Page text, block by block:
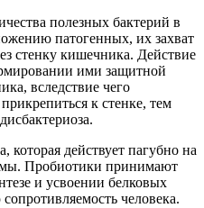
полезных бактерий в
патогенных, их захват
стенку кишечника. Действие
ими защитной
вследствие чего
к стенке, тем
которая действует пагубно на
Пробиотики принимают
и усвоении белковых
человека.